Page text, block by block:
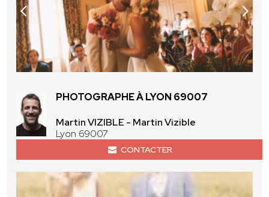
PHOTOGRAPHE À LYON 69007
Martin VIZIBLE - Martin Vizible
Lyon 69007
CONTACTER